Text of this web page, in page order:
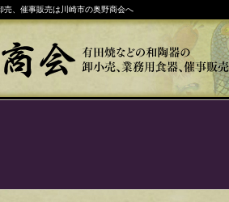
売、催事販売は川崎市の奥野商会へ